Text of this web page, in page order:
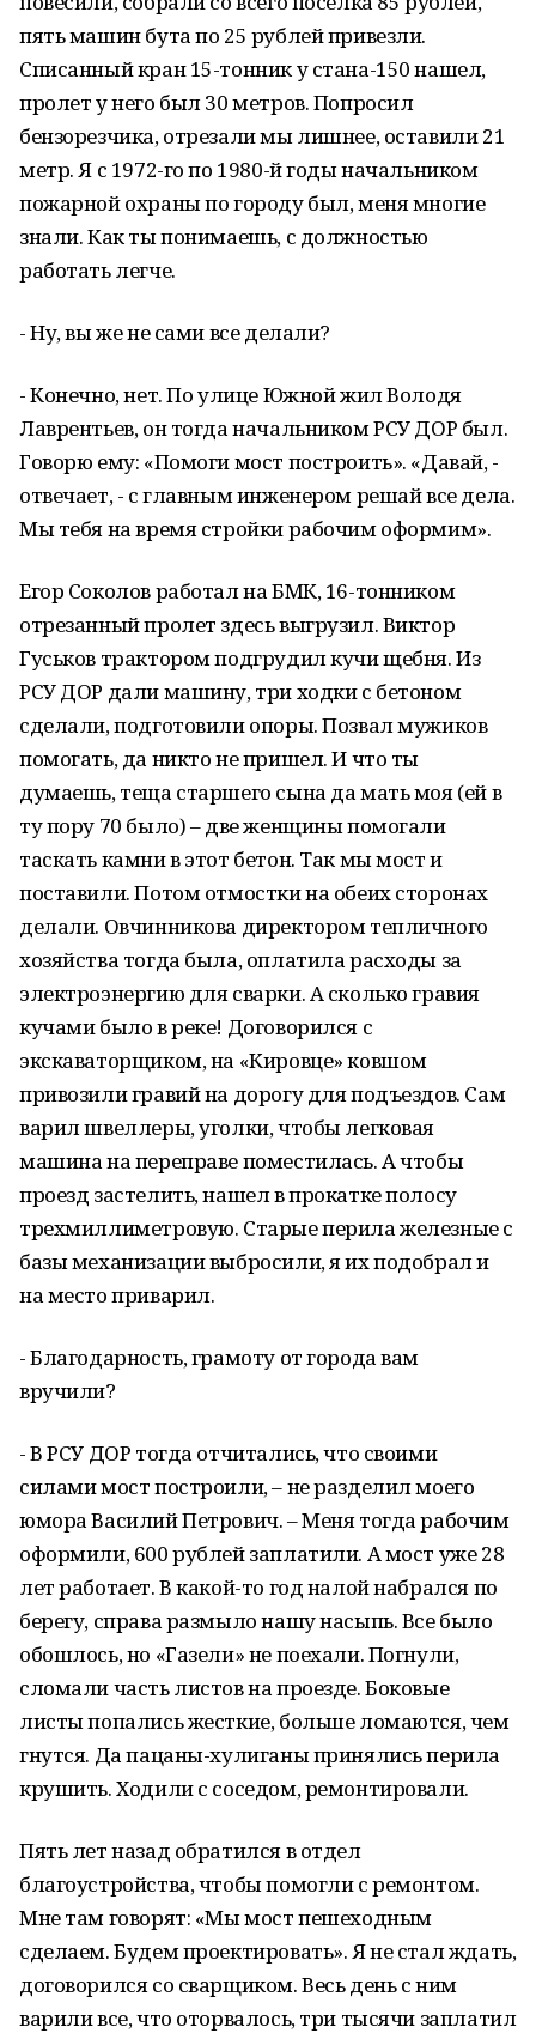
пять машин бута по 25 рублей привезли.
Списанный кран 15-тонник у стана-150 нашел,
пролет у него был 30 метров. Попросил
бензорезчика, отрезали мы лишнее, оставили 21
метр. Я с 1972-го по 1980-й годы начальником
пожарной охраны по городу был, меня многие
знали. Как ты понимаешь, с должностью
работать легче.
- Ну, вы же не сами все делали?
- Конечно, нет. По улице Южной жил Володя
Лаврентьев, он тогда начальником РСУ ДОР был.
Говорю ему: «Помоги мост построить». «Давай, -
отвечает, - с главным инженером решай все дела.
Мы тебя на время стройки рабочим оформим».
Егор Соколов работал на БМК, 16-тонником
отрезанный пролет здесь выгрузил. Виктор
Гуськов трактором подгрудил кучи щебня. Из
РСУ ДОР дали машину, три ходки с бетоном
сделали, подготовили опоры. Позвал мужиков
помогать, да никто не пришел. И что ты
думаешь, теща старшего сына да мать моя (ей в
ту пору 70 было) – две женщины помогали
таскать камни в этот бетон. Так мы мост и
поставили. Потом отмостки на обеих сторонах
делали. Овчинникова директором тепличного
хозяйства тогда была, оплатила расходы за
электроэнергию для сварки. А сколько гравия
кучами было в реке! Договорился с
экскаваторщиком, на «Кировце» ковшом
привозили гравий на дорогу для подъездов. Сам
варил швеллеры, уголки, чтобы легковая
машина на переправе поместилась. А чтобы
проезд застелить, нашел в прокатке полосу
трехмиллиметровую. Старые перила железные с
базы механизации выбросили, я их подобрал и
на место приварил.
- Благодарность, грамоту от города вам
вручили?
- В РСУ ДОР тогда отчитались, что своими
силами мост построили, – не разделил моего
юмора Василий Петрович. – Меня тогда рабочим
оформили, 600 рублей заплатили. А мост уже 28
лет работает. В какой-то год налой набрался по
берегу, справа размыло нашу насыпь. Все было
обошлось, но «Газели» не поехали. Погнули,
сломали часть листов на проезде. Боковые
листы попались жесткие, больше ломаются, чем
гнутся. Да пацаны-хулиганы принялись перила
крушить. Ходили с соседом, ремонтировали.
Пять лет назад обратился в отдел
благоустройства, чтобы помогли с ремонтом.
Мне там говорят: «Мы мост пешеходным
сделаем. Будем проектировать». Я не стал ждать,
договорился со сварщиком. Весь день с ним
варили все, что оторвалось, три тысячи заплатил